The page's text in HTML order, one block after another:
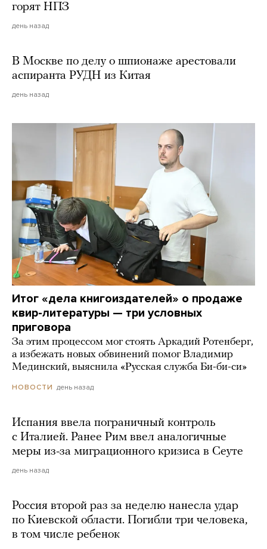
горят НПЗ
день назад
В Москве по делу о шпионаже арестовали
аспиранта РУДН из Китая
день назад
Итог «дела книгоиздателей» о продаже
квир-литературы — три условных
приговора
За этим процессом мог стоять Аркадий Ротенберг,
а избежать новых обвинений помог Владимир
Мединский, выяснила «Русская служба Би-би-си»
НОВОСТИ день назад
Испания ввела пограничный контроль
с Италией. Ранее Рим ввел аналогичные
меры из-за миграционного кризиса в Сеуте
день назад
Россия второй раз за неделю нанесла удар
по Киевской области. Погибли три человека,
в том числе ребенок